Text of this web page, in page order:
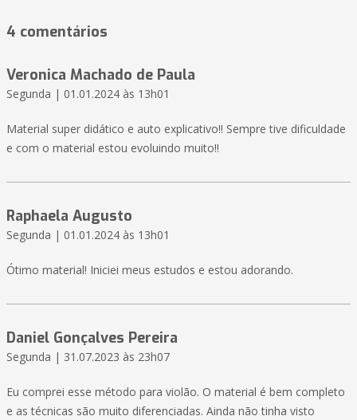
4 comentários
Veronica Machado de Paula
Segunda | 01.01.2024 às 13h01
Material super didático e auto explicativo!! Sempre tive dificuldade
e com o material estou evoluindo muito!!
Raphaela Augusto
Segunda | 01.01.2024 às 13h01
Ótimo material! Iniciei meus estudos e estou adorando.
Daniel Gonçalves Pereira
Segunda | 31.07.2023 às 23h07
Eu comprei esse método para violão. O material é bem completo
e as técnicas são muito diferenciadas. Ainda não tinha visto